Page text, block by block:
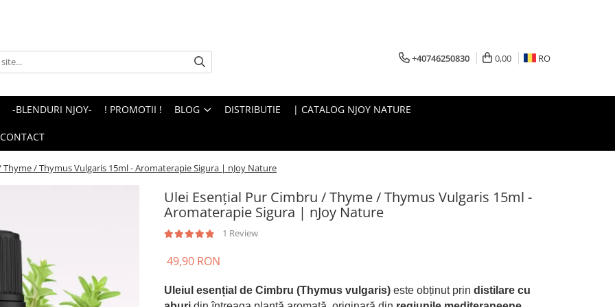
+40746250830 0,00 RO
-BLENDURI NJOY- ! PROMOTII ! BLOG DISTRIBUTIE | CATALOG NJOY NATURE
CONTACT
Thyme / Thymus Vulgaris 15ml - Aromaterapie Sigura | nJoy Nature
Ulei Esenţial Pur Cimbru / Thyme / Thymus Vulgaris 15ml -
Aromaterapie Sigura | nJoy Nature
1 Review
49,90 RON
Uleiul esențial de Cimbru (Thymus vulgaris) este obținut prin distilare cu